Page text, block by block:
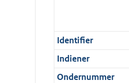
t
a
t
a
a
t
m
a
a
t
Identifier
Indiener
Ondernummer